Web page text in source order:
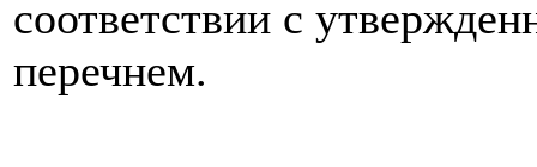
соответствии с
перечнем.